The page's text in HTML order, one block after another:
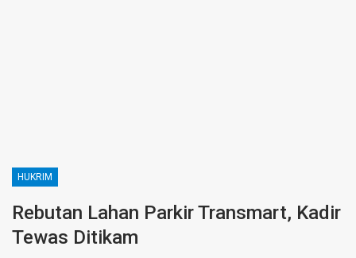
HUKRIM
Rebutan Lahan Parkir Transmart, Kadir
Tewas Ditikam